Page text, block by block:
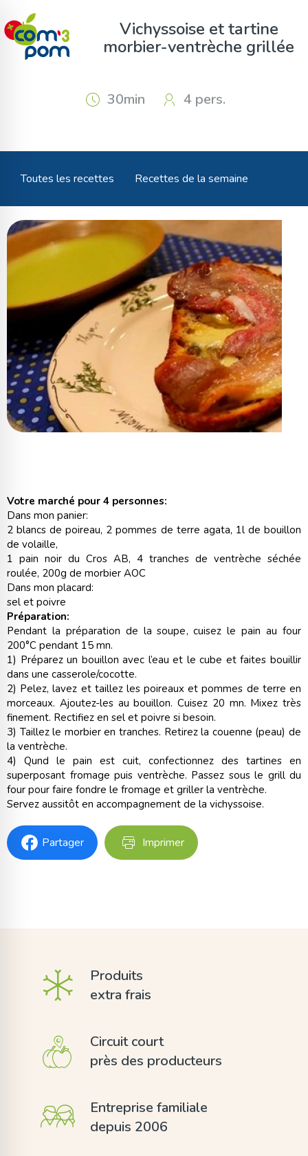
Vichyssoise et tartine
morbier-ventrèche grillée
30min 4 pers.
Toutes les recettes Recettes de la semaine
Votre marché pour 4 personnes:
Dans mon panier:
2 blancs de poireau, 2 pommes de terre agata, 1l de bouillon
de volaille,
1 pain noir du Cros AB, 4 tranches de ventrèche séchée
roulée, 200g de morbier AOC
Dans mon placard:
sel et poivre
Préparation:
Pendant la préparation de la soupe, cuisez le pain au four
200°C pendant 15 mn.
1) Préparez un bouillon avec l’eau et le cube et faites bouillir
dans une casserole/cocotte.
2) Pelez, lavez et taillez les poireaux et pommes de terre en
morceaux. Ajoutez-les au bouillon. Cuisez 20 mn. Mixez très
finement. Rectifiez en sel et poivre si besoin.
3) Taillez le morbier en tranches. Retirez la couenne (peau) de
la ventrèche.
4) Qund le pain est cuit, confectionnez des tartines en
superposant fromage puis ventrèche. Passez sous le grill du
four pour faire fondre le fromage et griller la ventrèche.
Servez aussitôt en accompagnement de la vichyssoise.
Partager Imprimer
Produits
extra frais
Circuit court
près des producteurs
Entreprise familiale
depuis 2006